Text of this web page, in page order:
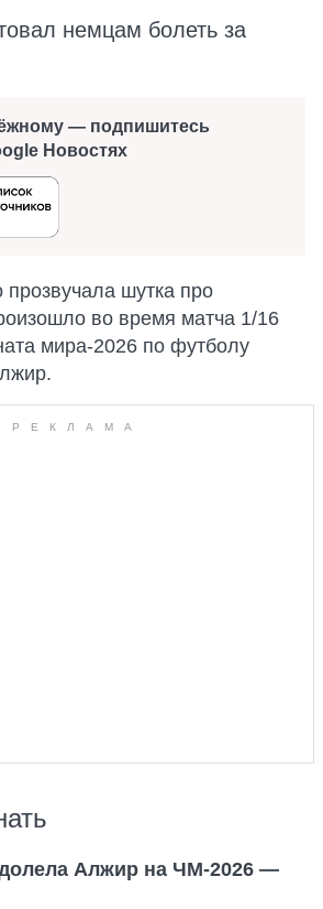
немцам болеть за
— подпишитесь
Новостях
шутка про
во время матча 1/16
мира-2026 по футболу
Алжир на ЧМ-2026 —